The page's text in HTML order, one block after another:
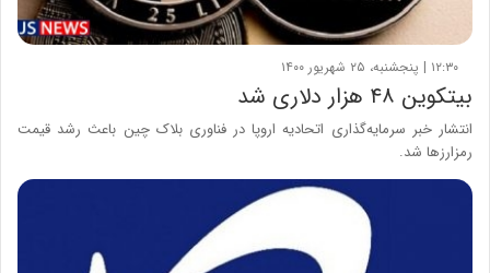
۱۲:۳۰ | پنجشنبه، ۲۵ شهریور ۱۴۰۰
بیتکوین ۴۸ هزار دلاری شد
انتشار خبر سرمایه‌گذاری اتحادیه اروپا در فناوری بلاک چین باعث رشد قیمت
رمزارزها شد.